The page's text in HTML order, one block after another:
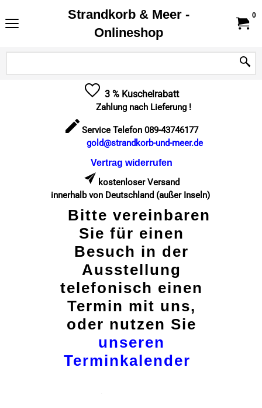
Strandkorb & Meer -
Onlineshop
0
3 % Kuschelrabatt
Zahlung nach Lieferung !
Service Telefon 089-43746177
gold@strandkorb-und-meer.de
Vertrag widerrufen
kostenloser Versand
innerhalb von Deutschland (außer Inseln)
Bitte vereinbaren
Sie für einen
Besuch in der
Ausstellung
telefonisch einen
Termin mit uns,
oder nutzen Sie
unseren
Terminkalender